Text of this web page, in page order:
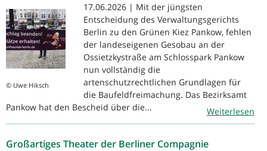
© Uwe Hiksch
17.06.2026 | Mit der jüngsten
Entscheidung des Verwaltungsgerichts
Berlin zu den Grünen Kiez Pankow, fehlen
der landeseigenen Gesobau an der
Ossietzkystraße am Schlosspark Pankow
nun vollständig die
artenschutzrechtlichen Grundlagen für
die Baufeldfreimachung. Das Bezirksamt
Pankow hat den Bescheid über die...
Weiterlesen
Großartiges Theater der Berliner Compagnie